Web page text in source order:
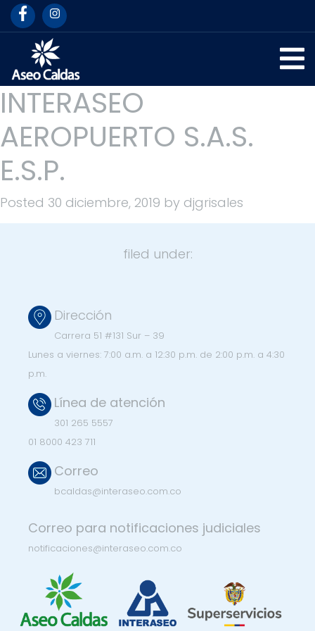
INTERASEO
AEROPUERTO S.A.S.
E.S.P.
Posted 30 diciembre, 2019 by djgrisales
filed under:
Dirección
Carrera 51 #131 Sur – 39
Lunes a viernes: 7:00 a.m. a 12:30 p.m. de 2:00 p.m. a 4:30
p.m.
Línea de atención
301 265 5557
01 8000 423 711
Correo
bcaldas@interaseo.com.co
Correo para notificaciones judiciales
notificaciones@interaseo.com.co